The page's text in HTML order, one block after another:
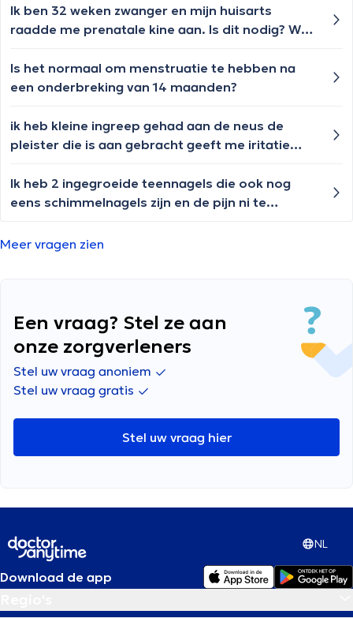
gewichtstoename) Of zou het mogelijk zijn dat
ik naast de bijkomende effecten die ik al gehad
anticonceptiemiddel?
hoe ik mijn arm het best leg om geen pijn te
hebben. Plooien en strekken doet ook pijn.
Ik ben 32 weken zwanger en mijn huisarts
raadde me prenatale kine aan. Is dit nodig? Wat
Is het normaal om menstruatie te hebben na
een onderbreking van 14 maanden?
ik heb kleine ingreep gehad aan de neus de
pleister die is aan gebracht geeft me iritatie
met uriage zalf?
Ik heb 2 ingegroeide teennagels die ook nog
eens schimmelnagels zijn en de pijn ni te
Meer vragen zien
Een vraag? Stel ze aan
onze zorgverleners
Stel uw vraag anoniem
Stel uw vraag gratis
Stel uw vraag hier
NL
Download de app